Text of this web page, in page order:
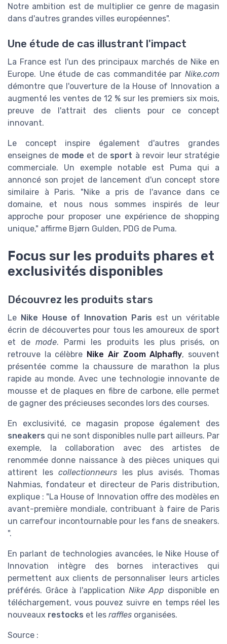
Notre ambition est de multiplier ce genre de magasin
dans d'autres grandes villes européennes".
Une étude de cas illustrant l'impact
La France est l'un des principaux marchés de Nike en
Europe. Une étude de cas commanditée par Nike.com
démontre que l'ouverture de la House of Innovation a
augmenté les ventes de 12 % sur les premiers six mois,
preuve de l'attrait des clients pour ce concept
innovant.
Le concept inspire également d'autres grandes
enseignes de mode et de sport à revoir leur stratégie
commerciale. Un exemple notable est Puma qui a
annoncé son projet de lancement d'un concept store
similaire à Paris. "Nike a pris de l'avance dans ce
domaine, et nous nous sommes inspirés de leur
approche pour proposer une expérience de shopping
unique," affirme Bjørn Gulden, PDG de Puma.
Focus sur les produits phares et
exclusivités disponibles
Découvrez les produits stars
Le Nike House of Innovation Paris est un véritable
écrin de découvertes pour tous les amoureux de sport
et demode. Parmi les produits les plus prisés, on
retrouve la célèbre Nike Air Zoom Alphafly, souvent
présentée comme la chaussure de marathon la plus
rapide au monde. Avec une technologie innovante de
mousse et de plaques en fibre de carbone, elle permet
de gagner des précieuses secondes lors des courses.
En exclusivité, ce magasin propose également des
sneakers qui ne sont disponibles nulle part ailleurs. Par
exemple, la collaboration avec des artistes de
renommée donne naissance à des pièces uniques qui
attirent les collectionneursles plus avisés. Thomas
Nahmias, fondateur et directeur de Paris distribution,
explique : "La House of Innovation offre des modèles en
avant-première mondiale, contribuant à faire de Paris
un carrefour incontournable pour les fans de sneakers.
".
En parlant de technologies avancées, le Nike House of
Innovation intègre des bornes interactives qui
permettent aux clients de personnaliser leurs articles
préférés. Grâce à l'application Nike App disponible en
téléchargement, vous pouvez suivre en temps réel les
nouveaux restocks et les raffles organisées.
Source :